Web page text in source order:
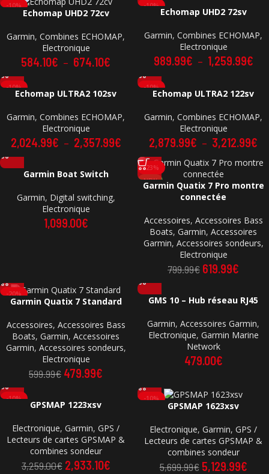
-10%
Echomap UHD2 72cv
Garmin, Combines ECHOMAP,
Electronique
584.10€ – 674.10€
-10%
Echomap UHD2 72sv
Garmin, Combines ECHOMAP,
Electronique
989.99€ – 1,259.99€
-10%
Echomap ULTRA2 102sv
Garmin, Combines ECHOMAP,
Electronique
2,024.99€ – 2,357.99€
-10%
Echomap ULTRA2 122sv
Garmin, Combines ECHOMAP,
Electronique
2,879.99€ – 3,212.99€
Garmin Boat Switch
Garmin, Digital switching,
Electronique
1,099.00€
-23%
NEW
Garmin Quatix 7 Pro montre
connectée
Accessoires, Accessoires Bass
Boats, Garmin, Accessoires
Garmin, Accessoires sondeurs,
Electronique
799.99€ 619.99€
-20%
NEW
Garmin Quatix 7 Standard
Accessoires, Accessoires Bass
Boats, Garmin, Accessoires
Garmin, Accessoires sondeurs,
Electronique
599.99€ 479.99€
GMS 10 – Hub réseau RJ45
Garmin, Accessoires Garmin,
Electronique, Garmin Marine
Network
479.00€
-10%
GPSMAP 1223xsv
Electronique, Garmin, GPS /
Lecteurs de cartes GPSMAP &
combines sondeur
3,259.00€ 2,933.10€
-10%
GPSMAP 1623xsv
Electronique, Garmin, GPS /
Lecteurs de cartes GPSMAP &
combines sondeur
5,699.99€ 5,129.99€